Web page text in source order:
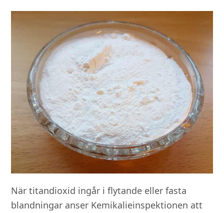
När titandioxid ingår i flytande eller fasta
blandningar anser Kemikalieinspektionen att